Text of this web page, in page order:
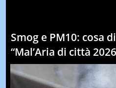
Smog e PM10: cosa
“Mal’Aria di città